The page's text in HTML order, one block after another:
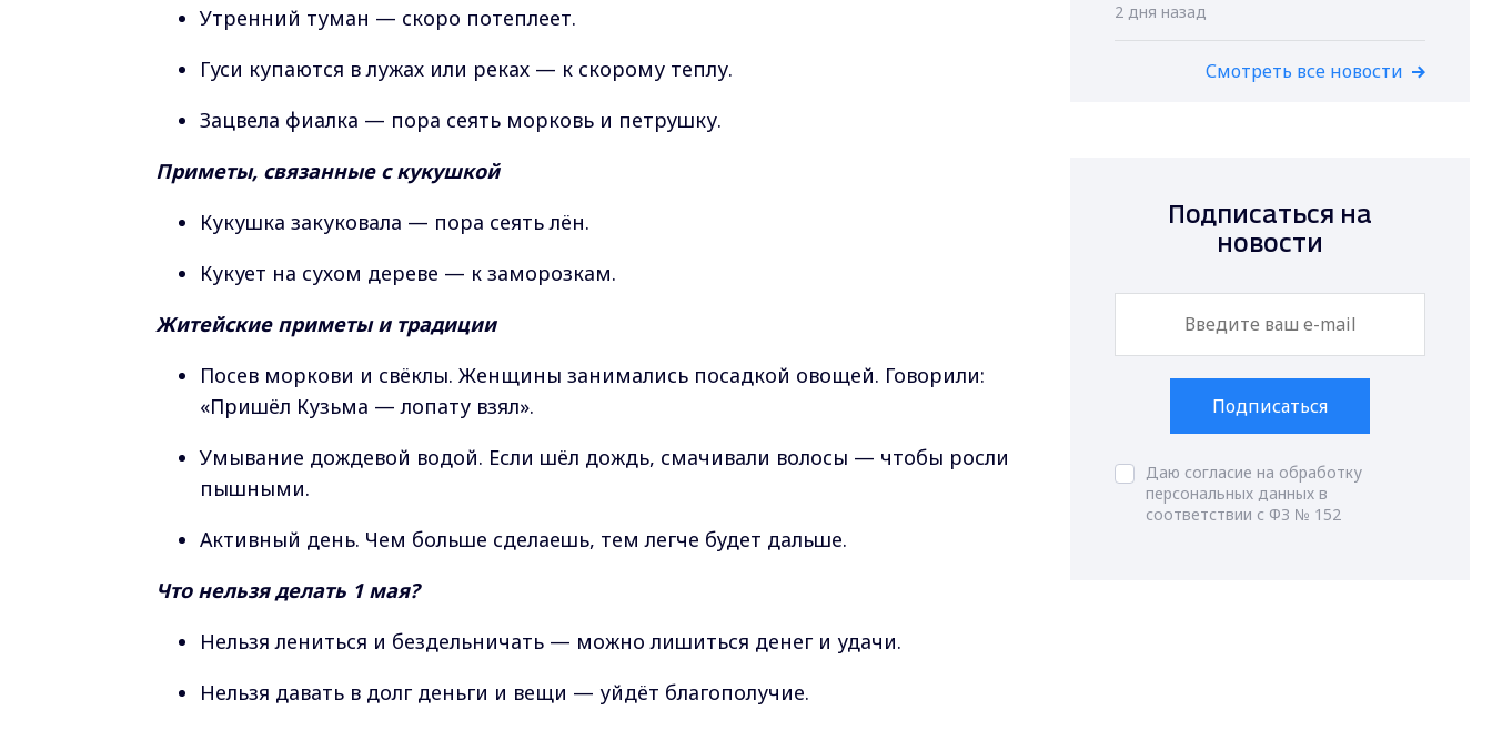
Утренний туман — скоро потеплеет.
Гуси купаются в лужах или реках — к скорому теплу.
Зацвела фиалка — пора сеять морковь и петрушку.
Приметы, связанные с кукушкой
Кукушка закуковала — пора сеять лён.
Кукует на сухом дереве — к заморозкам.
Житейские приметы и традиции
Посев моркови и свёклы. Женщины занимались посадкой овощей. Говорили:
«Пришёл Кузьма — лопату взял».
Умывание дождевой водой. Если шёл дождь, смачивали волосы — чтобы росли
пышными.
Активный день. Чем больше сделаешь, тем легче будет дальше.
Что нельзя делать 1 мая?
Нельзя лениться и бездельничать — можно лишиться денег и удачи.
Нельзя давать в долг деньги и вещи — уйдёт благополучие.
2 дня назад
Смотреть все новости
Подписаться на
новости
Подписаться
Даю согласие на обработку
персональных данных в
соответствии с ФЗ № 152